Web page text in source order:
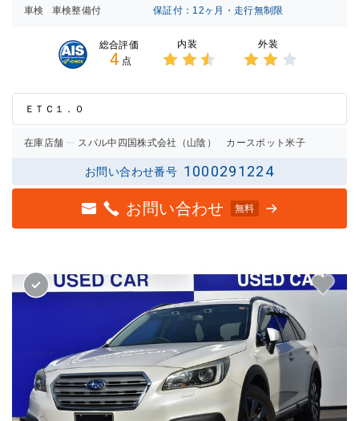
車検
車検整備付 保証付：12ヶ月・走行無制限
総合評価
4 点
内装
2.5点
外装
2点の
ＥＴＣ１．０
在庫店舗 スバル中四国株式会社（山陰） カースポット米子
お問い合わせ番号 1000291224
お問い合わせ 無料